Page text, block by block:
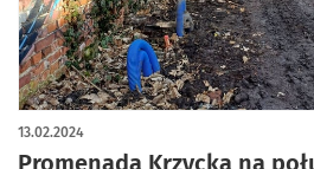
Promenada Krzycka na
13.02.2024
artykuł z galerią zdjęć